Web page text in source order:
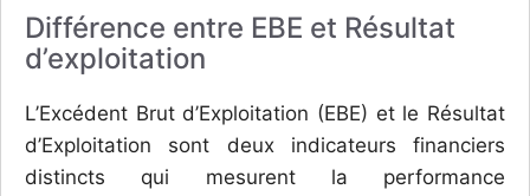
Différence entre EBE et Résultat
d’exploitation
L’Excédent Brut d’Exploitation (EBE) et le Résultat
d’Exploitation sont deux indicateurs financiers
distincts qui mesurent la performance